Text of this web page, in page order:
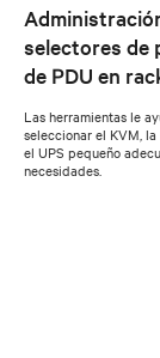
selectores de
de PDU en
Las herramientas le
seleccionar el KVM,
el UPS pequeño
necesidades.